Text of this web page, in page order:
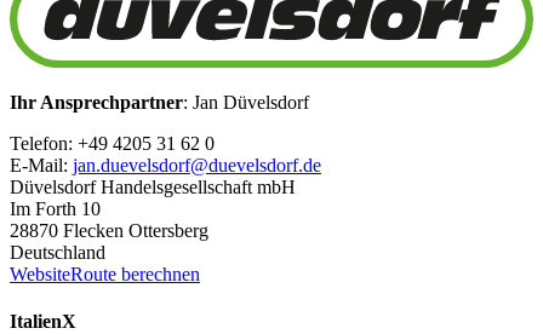
Ihr Ansprechpartner: Jan Düvelsdorf
Telefon: +49 4205 31 62 0
E-Mail: jan.duevelsdorf@duevelsdorf.de
Düvelsdorf Handelsgesellschaft mbH
Im Forth 10
28870 Flecken Ottersberg
Deutschland
WebsiteRoute berechnen
ItalienX